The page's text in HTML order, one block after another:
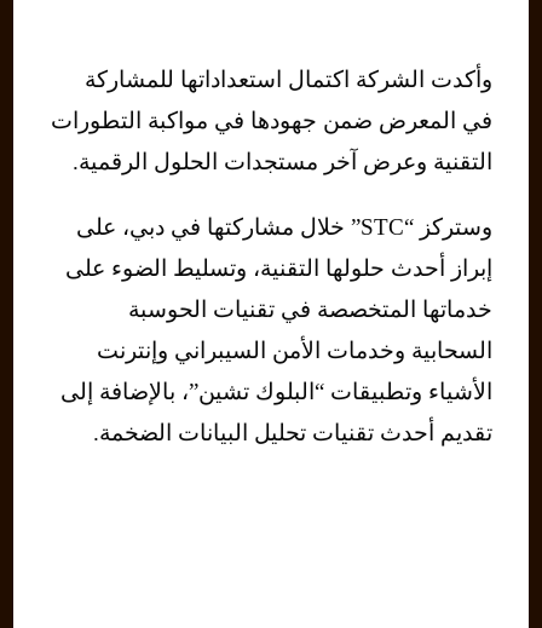
وأكدت الشركة اكتمال استعداداتها للمشاركة
في المعرض ضمن جهودها في مواكبة التطورات
التقنية وعرض آخر مستجدات الحلول الرقمية.
وستركز “STC” خلال مشاركتها في دبي، على
إبراز أحدث حلولها التقنية، وتسليط الضوء على
خدماتها المتخصصة في تقنيات الحوسبة
السحابية وخدمات الأمن السيبراني وإنترنت
الأشياء وتطبيقات “البلوك تشين”، بالإضافة إلى
تقديم أحدث تقنيات تحليل البيانات الضخمة.